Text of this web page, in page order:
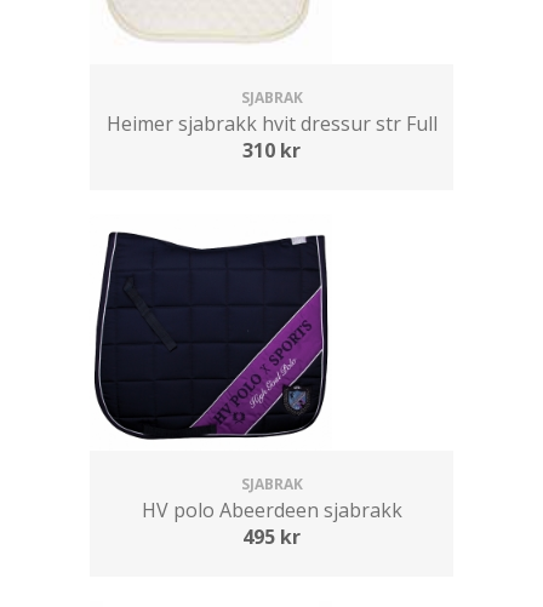
SJABRAK
Heimer sjabrakk hvit dressur str Full
310 kr
SJABRAK
HV polo Abeerdeen sjabrakk
495 kr